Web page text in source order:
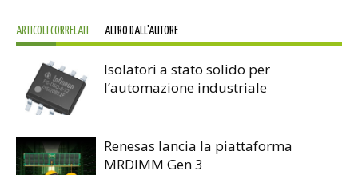
ARTICOLI CORRELATI ALTRO DALL'AUTORE
Isolatori a stato solido per
l’automazione industriale
Renesas lancia la piattaforma
MRDIMM Gen 3